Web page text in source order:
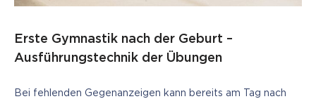
Erste Gymnastik nach der Geburt –
Ausführungstechnik der Übungen
Bei fehlenden Gegenanzeigen kann bereits am Tag nach